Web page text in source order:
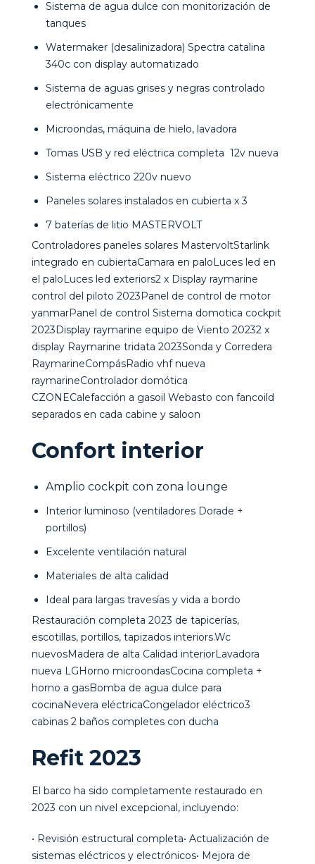
Sistema de agua dulce con monitorización de
tanques
Watermaker (desalinizadora) Spectra catalina
340c con display automatizado
Sistema de aguas grises y negras controlado
electrónicamente
Microondas, máquina de hielo, lavadora
Tomas USB y red eléctrica completa 12v nueva
Sistema eléctrico 220v nuevo
Paneles solares instalados en cubierta x 3
7 baterías de litio MASTERVOLT
Controladores paneles solares MastervoltStarlink
integrado en cubiertaCamara en paloLuces led en
el paloLuces led exteriors2 x Display raymarine
control del piloto 2023Panel de control de motor
yanmarPanel de control Sistema domotica cockpit
2023Display raymarine equipo de Viento 20232 x
display Raymarine tridata 2023Sonda y Corredera
RaymarineCompásRadio vhf nueva
raymarineControlador domótica
CZONECalefacción a gasoil Webasto con fancoild
separados en cada cabine y saloon
Confort interior
Amplio cockpit con zona lounge
Interior luminoso (ventiladores Dorade +
portillos)
Excelente ventilación natural
Materiales de alta calidad
Ideal para largas travesías y vida a bordo
Restauración completa 2023 de tapicerías,
escotillas, portillos, tapizados interiors.Wc
nuevosMadera de alta Calidad interiorLavadora
nueva LGHorno microondasCocina completa +
horno a gasBomba de agua dulce para
cocinaNevera eléctricaCongelador eléctrico3
cabinas 2 baños completes con ducha
Refit 2023
El barco ha sido completamente restaurado en
2023 con un nivel excepcional, incluyendo:
• Revisión estructural completa• Actualización de
sistemas eléctricos y electrónicos• Mejora de